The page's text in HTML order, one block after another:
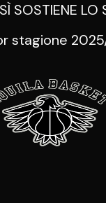
SOSTIENE LO
stagione